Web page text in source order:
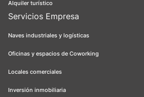
Alquiler turístico
Servicios Empresa
Naves industriales y logísticas
Oficinas y espacios de Coworking
Locales comerciales
Inversión inmobiliaria